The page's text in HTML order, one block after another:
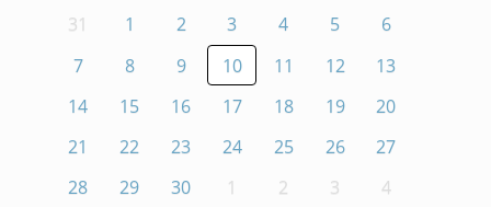
31 1 2 3 4 5
6
7
8 9 10 11 12
13
14
15 16 17 18 19
20
21
22 23 24 25 26
27
28
29 30 1 2 3 4